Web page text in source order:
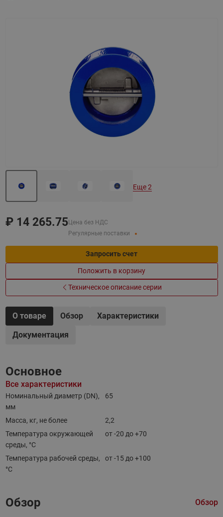
₽ 14 265.75 Цена без НДС
Регулярные поставки
Запросить счет
Положить в корзину
Техническое описание серии
Еще 2
О товаре Обзор
Характеристики
Документация
Основное
Все характеристики
Номинальный диаметр (DN),
мм
65
Масса, кг, не более
2,2
Температура окружающей
среды, °С
от -20 до +70
Температура рабочей среды,
°С
от -15 до +100
Обзор Обзор